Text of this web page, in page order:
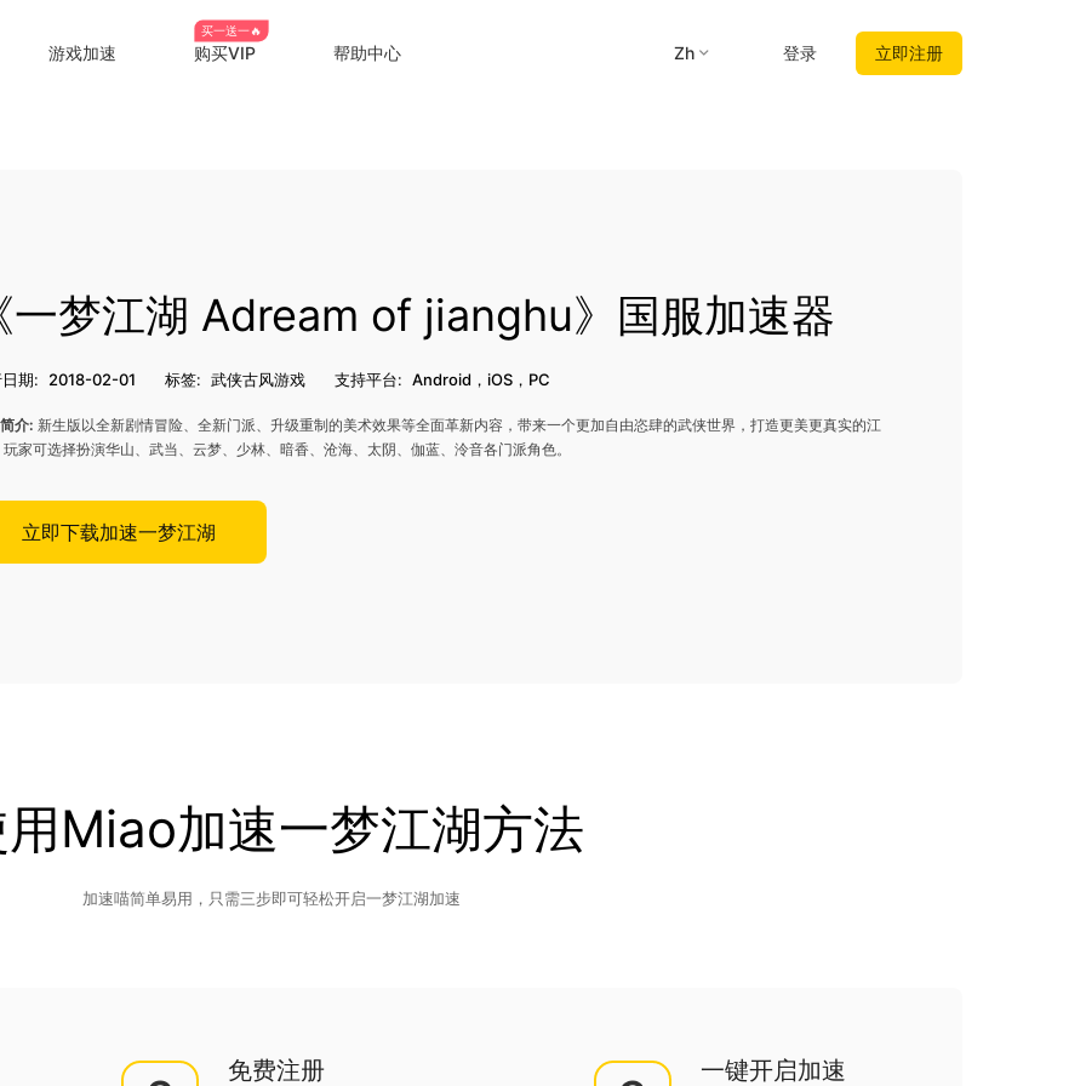
游戏加速 购买VIP
买一送一🔥
帮助中心 zh 登录 立即注册
一梦江湖 Adream of jianghu》国服加速器
期: 2018-02-01 标签: 武侠古风游戏 支持平台: Android，iOS，PC
介: 新生版以全新剧情冒险、全新门派、升级重制的美术效果等全面革新内容，带来一个更加自由恣肆的武侠世界，打造更美更真实的江
玩家可选择扮演华山、武当、云梦、少林、暗香、沧海、太阴、伽蓝、泠音各门派角色。
立即下载加速一梦江湖
Miao加速一梦江湖方法
加速喵简单易用，只需三步即可轻松开启一梦江湖加速
免费注册 一键开启加速